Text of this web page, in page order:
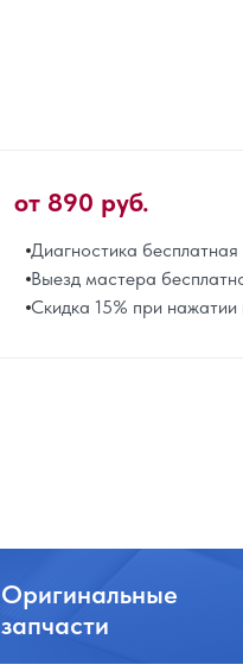
от 890 руб.
Диагностика бесплатная
Выезд мастера
Скидка 15% при нажатии
Оригинальные
запчасти